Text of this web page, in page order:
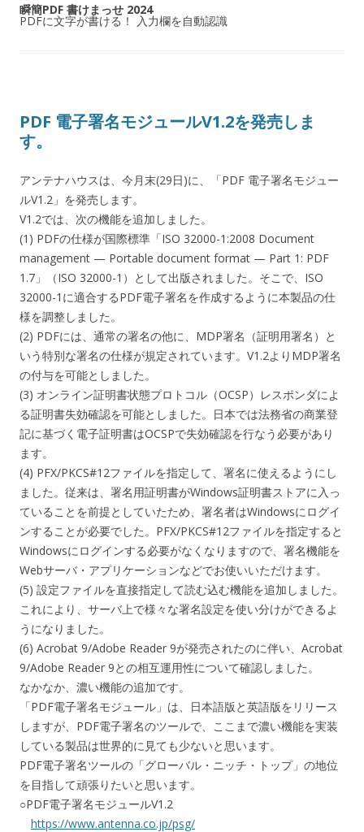
瞬簡PDF 書けまっせ 2024
PDFに文字が書ける！ 入力欄を自動認識
PDF 電子署名モジュールV1.2を発売しま
す。
アンテナハウスは、今月末(29日)に、「PDF 電子署名モジュー
ルV1.2」を発売します。
V1.2では、次の機能を追加しました。
(1) PDFの仕様が国際標準「ISO 32000-1:2008 Document
management — Portable document format — Part 1: PDF
1.7」（ISO 32000-1）として出版されました。そこで、ISO
32000-1に適合するPDF電子署名を作成するように本製品の仕
様を調整しました。
(2) PDFには、通常の署名の他に、MDP署名（証明用署名）と
いう特別な署名の仕様が規定されています。V1.2よりMDP署名
の付与を可能としました。
(3) オンライン証明書状態プロトコル（OCSP）レスポンダによ
る証明書失効確認を可能としました。日本では法務省の商業登
記に基づく電子証明書はOCSPで失効確認を行なう必要があり
ます。
(4) PFX/PKCS#12ファイルを指定して、署名に使えるようにし
ました。従来は、署名用証明書がWindows証明書ストアに入っ
ていることを前提としていたため、署名者はWindowsにログイ
ンすることが必要でした。PFX/PKCS#12ファイルを指定すると
Windowsにログインする必要がなくなりますので、署名機能を
Webサーバ・アプリケーションなどでお使いいただけます。
(5) 設定ファイルを直接指定して読む込む機能を追加しました。
これにより、サーバ上で様々な署名設定を使い分けができるよ
うになりました。
(6) Acrobat 9/Adobe Reader 9が発売されたのに伴い、Acrobat
9/Adobe Reader 9との相互運用性について確認しました。
なかなか、濃い機能の追加です。
「PDF電子署名モジュール」は、日本語版と英語版をリリース
しますが、PDF電子署名のツールで、ここまで濃い機能を実装
している製品は世界的に見ても少ないと思います。
PDF電子署名ツールの「グローバル・ニッチ・トップ」の地位
を目指して頑張りたいと思います。
○PDF電子署名モジュールV1.2
https://www.antenna.co.jp/psg/